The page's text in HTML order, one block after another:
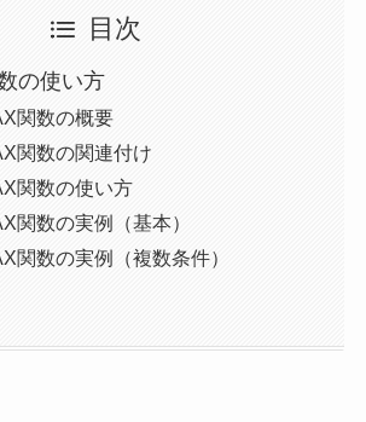
目次
の使い方
関数の概要
関数の関連付け
関数の使い方
関数の実例（基本）
関数の実例（複数条件）